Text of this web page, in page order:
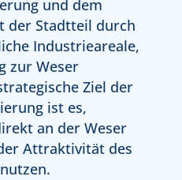
und dem
der Stadtteil durch
Industrieareale,
zur Weser
Ziel der
ist es,
an der Weser
Attraktivität des